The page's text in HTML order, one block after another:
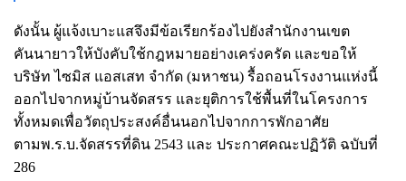
ดังนั้น ผู้แจ้งเบาะแสจึงมีข้อเรียกร้องไปยังสำนักงานเขต
คันนายาวให้บังคับใช้กฎหมายอย่างเคร่งครัด และขอให้
บริษัท ไซมิส แอสเสท จำกัด (มหาชน) รื้อถอนโรงงานแห่งนี้
ออกไปจากหมู่บ้านจัดสรร และยุติการใช้พื้นที่ในโครงการ
ทั้งหมดเพื่อวัตถุประสงค์อื่นนอกไปจากการพักอาศัย
ตามพ.ร.บ.จัดสรรที่ดิน 2543 และ ประกาศคณะปฏิวัติ ฉบับที่
286